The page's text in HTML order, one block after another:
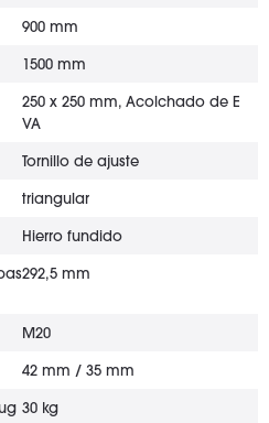
900 mm
1500 mm
250 x 250 mm, Acolchado de E
VA
Tornillo de ajuste
triangular
Hierro fundido
292,5 mm
M20
42 mm / 35 mm
30 kg